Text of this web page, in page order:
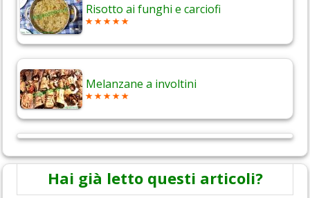
Risotto ai funghi e carciofi
Melanzane a involtini
Hai già letto questi articoli?